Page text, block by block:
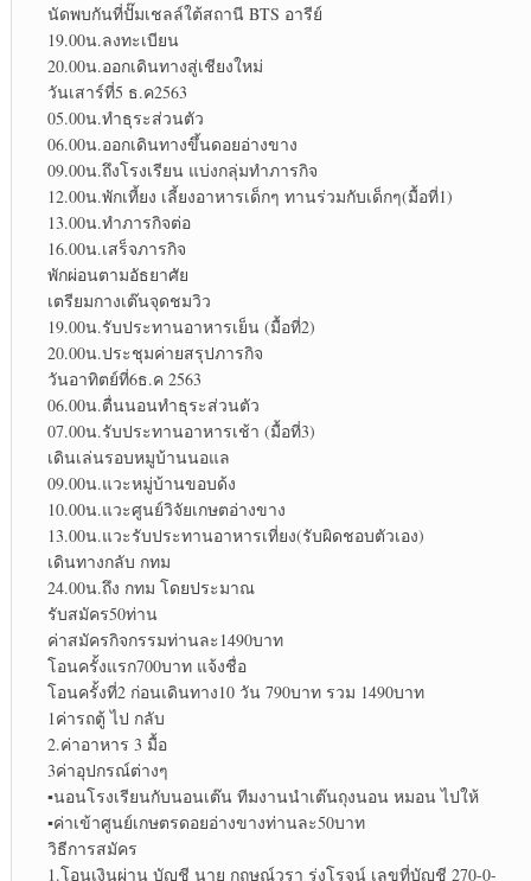
นัดพบกันที่ปั๊มเชลล์ใต้สถานี BTS อารีย์
19.00น.ลงทะเบียน
20.00น.ออกเดินทางสู่เชียงใหม่
วันเสาร์ที่5 ธ.ค2563
05.00น.ทำธุระส่วนตัว
06.00น.ออกเดินทางขึ้นดอยอ่างขาง
09.00น.ถึงโรงเรียน แบ่งกลุ่มทำภารกิจ
12.00น.พักเที้ยง เลี้ยงอาหารเด็กๆ ทานร่วมกับเด็กๆ(มื้อที่1)
13.00น.ทำภารกิจต่อ
16.00น.เสร็จภารกิจ
พักผ่อนตามอัธยาศัย
เตรียมกางเต๊นจุดชมวิว
19.00น.รับประทานอาหารเย็น (มื้อที่2)
20.00น.ประชุมค่ายสรุปภารกิจ
วันอาทิตย์ที่6ธ.ค 2563
06.00น.ตื่นนอนทำธุระส่วนตัว
07.00น.รับประทานอาหารเช้า (มื้อที่3)
เดินเล่นรอบหมูบ้านนอแล
09.00น.แวะหมู่บ้านขอบด้ง
10.00น.แวะศูนย์วิจัยเกษตอ่างขาง
13.00น.แวะรับประทานอาหารเที่ยง(รับผิดชอบตัวเอง)
เดินทางกลับ กทม
24.00น.ถึง กทม โดยประมาณ
รับสมัคร50ท่าน
ค่าสมัครกิจกรรมท่านละ1490บาท
โอนครั้งแรก700บาท แจ้งชื่อ
โอนครั้งที่2 ก่อนเดินทาง10 วัน 790บาท รวม 1490บาท
1ค่ารถตู้ ไป กลับ
2.ค่าอาหาร 3 มื้อ
3ค่าอุปกรณ์ต่างๆ
▪︎นอนโรงเรียนกับนอนเต๊น ทีมงานนำเต๊นถุงนอน หมอน ไปให้
▪︎ค่าเข้าศูนย์เกษตรดอยอ่างขางท่านละ50บาท
วิธีการสมัคร
1.โอนเงินผ่าน บัญชี นาย กฤษณ์วรา รุ่งโรจน์ เลขที่บัญชี 270-0-